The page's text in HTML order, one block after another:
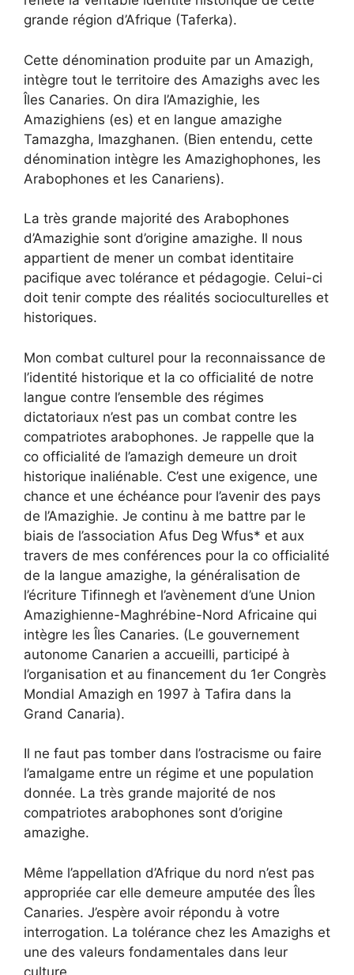
grande région d’Afrique (Taferka).
Cette dénomination produite par un Amazigh,
intègre tout le territoire des Amazighs avec les
Îles Canaries. On dira l’Amazighie, les
Amazighiens (es) et en langue amazighe
Tamazgha, Imazghanen. (Bien entendu, cette
dénomination intègre les Amazighophones, les
Arabophones et les Canariens).
La très grande majorité des Arabophones
d’Amazighie sont d’origine amazighe. Il nous
appartient de mener un combat identitaire
pacifique avec tolérance et pédagogie. Celui-ci
doit tenir compte des réalités socioculturelles et
historiques.
Mon combat culturel pour la reconnaissance de
l’identité historique et la co officialité de notre
langue contre l’ensemble des régimes
dictatoriaux n’est pas un combat contre les
compatriotes arabophones. Je rappelle que la
co officialité de l’amazigh demeure un droit
historique inaliénable. C’est une exigence, une
chance et une échéance pour l’avenir des pays
de l’Amazighie. Je continu à me battre par le
biais de l’association Afus Deg Wfus* et aux
travers de mes conférences pour la co officialité
de la langue amazighe, la généralisation de
l’écriture Tifinnegh et l’avènement d’une Union
Amazighienne-Maghrébine-Nord Africaine qui
intègre les Îles Canaries. (Le gouvernement
autonome Canarien a accueilli, participé à
l’organisation et au financement du 1er Congrès
Mondial Amazigh en 1997 à Tafira dans la
Grand Canaria).
Il ne faut pas tomber dans l’ostracisme ou faire
l’amalgame entre un régime et une population
donnée. La très grande majorité de nos
compatriotes arabophones sont d’origine
amazighe.
Même l’appellation d’Afrique du nord n’est pas
appropriée car elle demeure amputée des Îles
Canaries. J’espère avoir répondu à votre
interrogation. La tolérance chez les Amazighs et
une des valeurs fondamentales dans leur
culture.